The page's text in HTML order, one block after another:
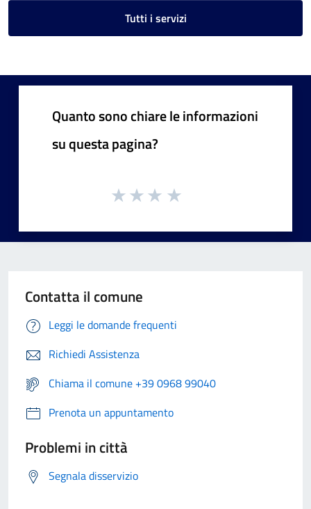
Tutti i servizi
Quanto sono chiare le informazioni
su questa pagina?
Contatta il comune
Leggi le domande frequenti
Richiedi Assistenza
Chiama il comune +39 0968 99040
Prenota un appuntamento
Problemi in città
Segnala disservizio